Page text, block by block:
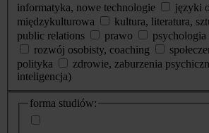
informatyka, nowe technologie
języki
międzykulturowa
kultura, literatura,
public relations
prawo psychologia
rozwój osobisty, coaching
polityka
zdrowie, zaburzenia
inteligencja)
dodatkowe
informacje
forma studiów: